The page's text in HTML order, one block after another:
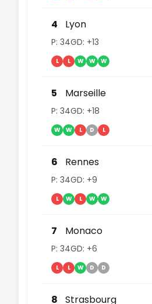
4 Lyon
P: 34GD: +13
L L W W W
5 Marseille
P: 34GD: +18
W W L D L
6 Rennes
P: 34GD: +9
L W L W W
7 Monaco
P: 34GD: +6
L L W D D
8 Strasbourg